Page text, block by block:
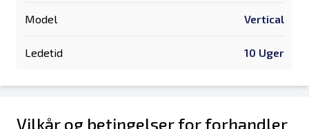
Model Vertical
Ledetid 10 Uger
Vilkår og betingelser for forhandler